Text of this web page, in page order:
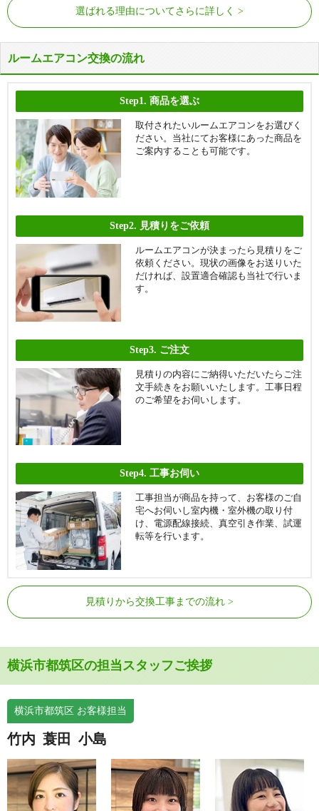
選ばれる理由についてさらに詳しく
ルームエアコン交換の流れ
Step1. 商品を選ぶ
取付されたいルームエアコンをお選びく
ださい。当社にてお客様にあった商品を
ご案内することも可能です。
Step2. 見積りをご依頼
ルームエアコンが決まったら見積りをご
依頼ください。現状の画像をお送りいた
だければ、設置適合確認も当社で行いま
す。
Step3. ご注文
見積りの内容にご納得いただいたらご注
文手続きをお願いいたします。工事日程
のご希望をお伺いします。
Step4. 工事お伺い
工事担当が商品を持って、お客様のご自
宅へお伺いし室内機・室外機の取り付
け、電源配線接続、真空引き作業、試運
転等を行います。
見積りから交換工事までの流れ
横浜市都筑区の担当スタッフご挨拶
横浜市都筑区 お客様担当
竹内 蓑田 小島